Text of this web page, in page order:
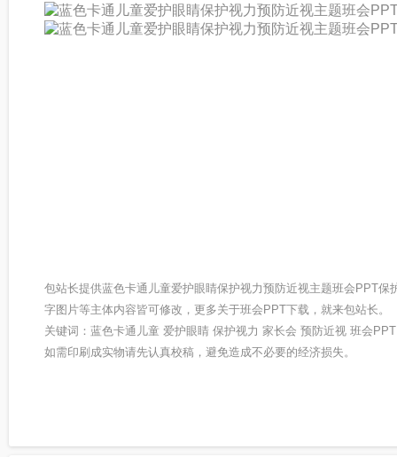
包站长提供蓝色卡通儿童爱护眼睛保护视力预防近视主题班会PPT保
字图片等主体内容皆可修改，更多关于班会PPT下载，就来包站长。
关键词：蓝色卡通儿童 爱护眼睛 保护视力 家长会 预防近视 班会PPT
如需印刷成实物请先认真校稿，避免造成不必要的经济损失。